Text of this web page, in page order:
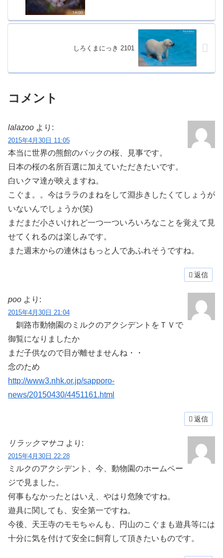
しろくまにっき 2101
コメント
lalazoo より:
2015年4月30日 11:05
本当に世界の熊館のバックの桜、見事です。
日本の桜の名所百選に加えていただきたいです。
白いクマ達が映えますね。
こぐま。。今はララのまねをして淵歩きしたくてしょうが
いないんでしょうか(笑)
まだまだ小さいけれど一つ一ついろいろなことを覚えて見
せてくれるのは楽しみです。
また週末からの連休はもっと人であふれそうですね。
返信
poo より:
2015年4月30日 21:04
釧路市動物園のミルクのアクシデントをＴＶで
御覧になりましたか
まだ子供なので目が離せませんね・・
念のため
http://www3.nhk.or.jp/sapporo-
news/20150430/4451161.html
返信
リラックマサコ より:
2015年4月30日 22:28
ミルクのアクシデント、今、動物園のホームペー
ジで見ました。
何事もなかったとはいえ、やはり危険ですね。
遊具に関しても、安全第一ですね。
今後、天王寺のモモちゃんも、円山のこぐまも遊具等には
十分に気を付けて安全に飼育して頂きたいものです。